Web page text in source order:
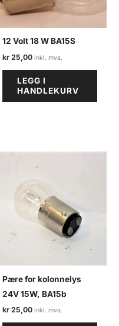
12 Volt 18 W BA15S
kr 25,00
LEGG I
HANDLEKURV
Pære for kolonnelys
24V 15W, BA15b
kr 25,00